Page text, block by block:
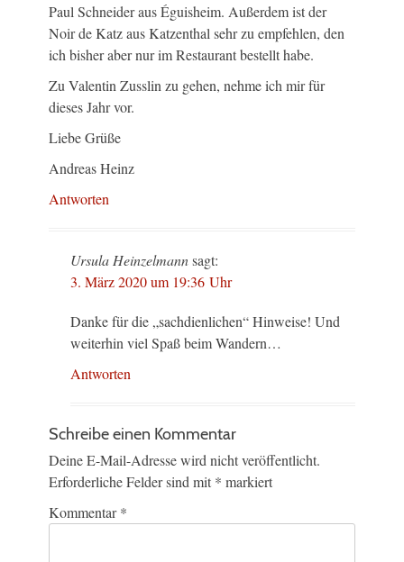
Paul Schneider aus Éguisheim. Außerdem ist der
Noir de Katz aus Katzenthal sehr zu empfehlen, den
ich bisher aber nur im Restaurant bestellt habe.
Zu Valentin Zusslin zu gehen, nehme ich mir für
dieses Jahr vor.
Liebe Grüße
Andreas Heinz
Antworten
Ursula Heinzelmannsagt:
3. März 2020 um 19:36 Uhr
Danke für die „sachdienlichen“ Hinweise! Und
weiterhin viel Spaß beim Wandern…
Antworten
Schreibe einen Kommentar
Deine E-Mail-Adresse wird nicht veröffentlicht.
Erforderliche Felder sind mit * markiert
Kommentar*